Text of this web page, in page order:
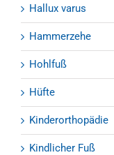
Hallux varus
Hammerzehe
Hohlfuß
Hüfte
Kinderorthopädie
Kindlicher Fuß